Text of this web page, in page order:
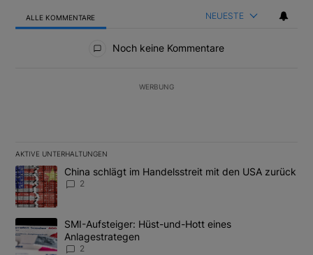
ALLE KOMMENTARE NEUESTE
Noch keine Kommentare
WERBUNG
AKTIVE UNTERHALTUNGEN
Das Folgende ist eine Liste der am meisten kommentierten
Ein Trendartikel mit dem Titel "China schlägt im Handelsstreit
China schlägt im Handelsstreit mit den USA zurück
2
Ein Trendartikel mit dem Titel "SMI-Aufsteiger: Hüst-und-Hott
SMI-Aufsteiger: Hüst-und-Hott eines
Anlagestrategen
2